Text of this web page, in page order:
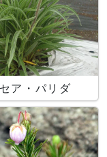
ア・パリダ